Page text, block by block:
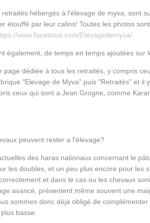
hébergés à l'élevage de myva, sont
étouffé par leur calins! Toutes les photos
www.facebook.com/Elevagedemyva/
également, de temps en temps ajoutées sur
page dédiée à tous les retraités, y compris
"Elevage de Myva" puis "Retraités" et
ceux qui sont a Jean Grogne, comme
peuvent rester a l'élevage?
des haras nationaux concernant le
les doubles, et un peu plus encore pour les
et dans le cas ou les chevaux
avancé, présentent même souvent une
sommes donc déjà obligé de
basse.